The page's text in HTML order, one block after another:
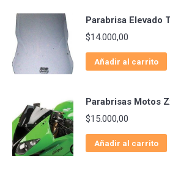
Parabrisa Elevado
$14.000,00
Añadir al carrito
Parabrisas Motos
$15.000,00
Añadir al carrito